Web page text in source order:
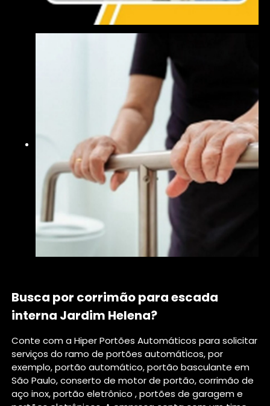
Busca por corrimão para escada
interna Jardim Helena?
Conte com a Hiper Portões Automáticos para solicitar
serviços do ramo de portões automáticos, por
exemplo, portão automático, portão basculante em
São Paulo, conserto de motor de portão, corrimão de
aço inox, portão eletrônico , portões de garagem e